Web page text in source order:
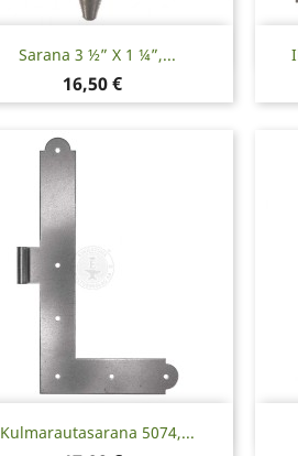
Sarana 3 ½” X 1 ¼”,...
Hinta
16,50 €
Pikakatselu
Kulmarautasarana 5074,...
Pikakatselu